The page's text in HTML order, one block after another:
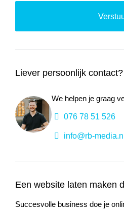
Liever persoonlijk contact?
We helpen je graag
076 78 51 526
info@rb-media.nl
Een website laten maken
Succesvolle business doe je